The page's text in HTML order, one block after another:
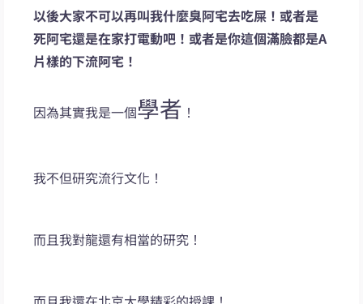
以後大家不可以再叫我什麼臭阿宅去吃屎！或者是
死阿宅還是在家打電動吧！或者是你這個滿臉都是A
片樣的下流阿宅！
因為其實我是一個學者 ！
我不但研究流行文化！
而且我對龍還有相當的研究！